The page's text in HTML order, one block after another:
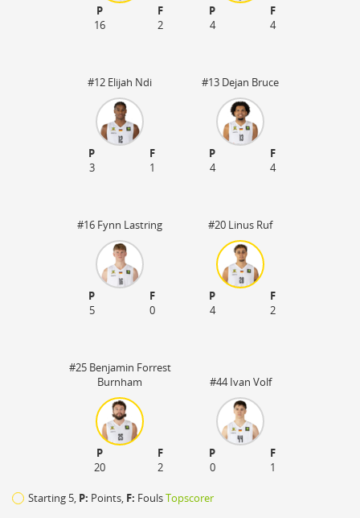
P
F
16
2
P
F
4
4
#12 Elijah Ndi
P
F
3
1
#13 Dejan Bruce
P
F
4
4
#16 Fynn Lastring
P
F
5
0
#20 Linus Ruf
P
F
4
2
#25 Benjamin Forrest
Burnham
P
F
20
2
#44 Ivan Volf
P
F
0
1
Starting 5, P: Points, F: FoulsTopscorer